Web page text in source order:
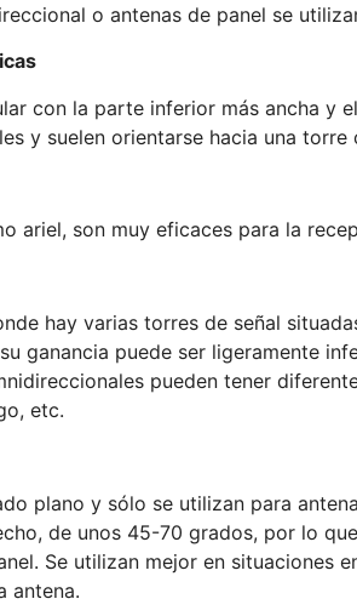
o antenas de panel se
con la parte inferior más ancha y
y suelen orientarse hacia una
ariel, son muy eficaces para la
hay varias torres de señal
ganancia puede ser ligeramente
pueden tener
etc.
plano y sólo se utilizan para
de unos 45-70 grados, por lo
Se utilizan mejor en situaciones
antena.